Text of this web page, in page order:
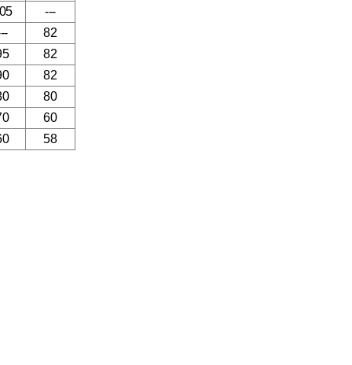
---
82
82
82
80
60
58